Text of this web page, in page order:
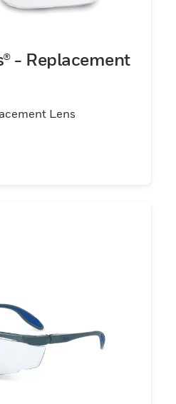
- Replacement
Lens